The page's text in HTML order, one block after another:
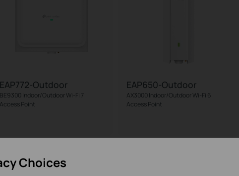
EAP772-Outdoor
BE9300 Indoor/Outdoor Wi-Fi 7
Access Point
EAP650-Outdoor
AX3000 Indoor/Outdoor Wi-Fi 6
Access Point
Choices